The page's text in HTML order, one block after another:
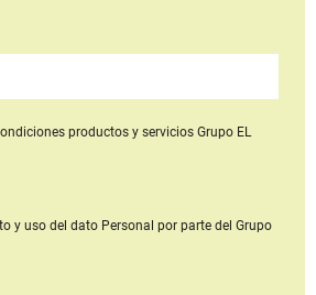
productos y serviciosGrupo EL
y uso del dato Personal por parte del Grupo